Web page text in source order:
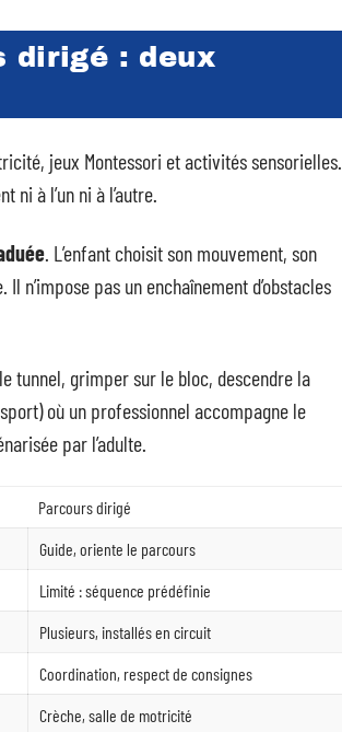
dirigé : deux
jeux Montessori et activités sensorielles.
à l’un ni à l’autre.
. L’enfant choisit son mouvement, son
n’impose pas un enchaînement d’obstacles
tunnel, grimper sur le bloc, descendre la
où un professionnel accompagne le
par l’adulte.
Parcours dirigé
Guide, oriente le parcours
Limité : séquence prédéfinie
Plusieurs, installés en circuit
Coordination, respect de consignes
Crèche, salle de motricité